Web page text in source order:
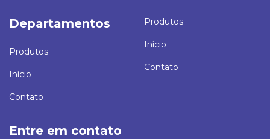
Departamentos
Produtos
Início
Contato
Produtos
Início
Contato
Entre em contato